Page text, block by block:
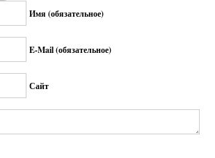
Имя (обязательное)
E-Mail (обязательное)
Сайт